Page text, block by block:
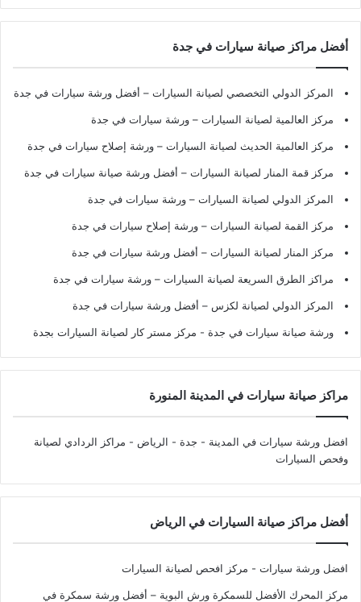
أفضل مراكز صيانة سيارات في جدة
المركز الدولي التخصصي لصيانة السيارات – أفضل ورشة سيارات في جدة
مركز العالمية لصيانة السيارات – ورشة سيارات في جدة
مركز العالمية الحديث لصيانة السيارات – ورشة إصلاح سيارات في جدة
مركز قمة المنار لصيانة السيارات – أفضل ورشة صيانة سيارات في جدة
المركز الدولي لصيانة السيارات – ورشة سيارات في جدة
مركز القمة لصيانة السيارات – ورشة إصلاح سيارات في جدة
مركز المنار لصيانة السيارات – أفضل ورشة سيارات في جدة
مراكز الطرق السريعة لصيانة السيارات – ورشة سيارات في جدة
المركز الدولي لصيانة لكزس – أفضل ورشة سيارات في جدة
ورشة صيانة سيارات في جدة - مركز مستر كار لصيانة السيارات بجدة
مراكز صيانة سيارات في المدينة المنورة
افضل ورشة سيارات في المدينة - جدة - الرياض - مراكز الردادي لصيانة
وفحص السيارات
أفضل مراكز صيانة السيارات في الرياض
افضل ورشة سيارات - مركز افحص لصيانة السيارات
مركز المحرك الأفضل للسمكرة ورش البوية – أفضل ورشة سمكرة في